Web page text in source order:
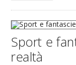
Sport e
realtà